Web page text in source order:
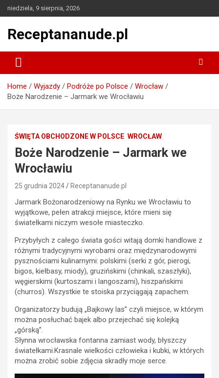
Skip
to
niedziela, 9 sierpnia, 2026
Receptananude.pl
Home Wyjazdy Podróże po Polsce
Wrocław
Boże Narodzenie – Jarmark we Wrocławiu
ŚWIĘTA OBCHODZONE W POLSCE WROCŁAW
Boże Narodzenie – Jarmark we
Wrocławiu
25 grudnia 2024 Receptananude.pl
Jarmark Bożonarodzeniowy na Rynku we Wrocławiu to
wyjątkowe, pełen atrakcji miejsce, które mieni się
światełkami niczym wesołe miasteczko.
Przybyłych z całego świata gości witają domki handlowe z
różnymi tradycyjnymi wyrobami oraz międzynarodowymi
pysznościami kulinarnymi: polskimi (serki z gór, pierogi,
bigos, kiełbasy, miody), gruzińskimi (chinkali, szaszłyki),
węgierskimi (kurtoszami i langoszami), hiszpańskimi
(churros). Wszystkie te stoiska przyciągają zapachem.
Organizatorzy budują „Bajkowy las” czyli miejsce, w którym
można posłuchać bajek albo przejechać się kolejką
„górską”.
Słynna wrocławska fontanna zamiast wody, błyszczy
światełkami.Krasnale wielkości człowieka i kubki, w których
można zrobić sobie zdjęcia skradły moje serce.